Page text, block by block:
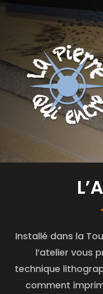
Installé dans la
l’atelier vous
technique
comment